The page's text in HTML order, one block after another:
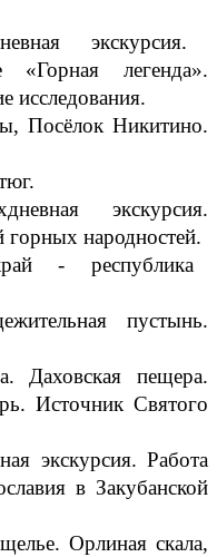
экскурсия.
легенда».
исследования.
Никитино.
экскурсия.
народностей.
- республика
пустынь.
Даховская пещера.
Источник Святого
экскурсия. Работа
в Закубанской
Орлиная скала,